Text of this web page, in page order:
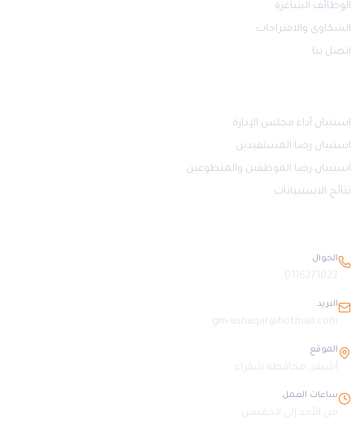
الوظائف الشاغرة
الشكاوى والاقتراحات
اتصل بنا
استبيان أداء مجلس الإدارة
استبيان رضا المستفيدين
استبيان رضا الموظفين والمتطوعين
نتائج الاستبيانات
الجوال
0116271022
البريد
gm-ushaqar@hotmail.com
الموقع
أشيقر، محافظة شقراء
ساعات العمل
من الأحد إلى الخميس